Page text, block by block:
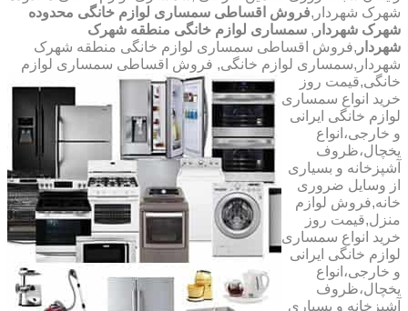
شهرک شهردار,فروش اقساطی سمساری لوازم خانگی محدوده
شهرک شهردار , سمساری لوازم خانگی منطقه شهرک
شهردار ,فروش اقساطی سمساری لوازم خانگی منطقه شهرک
شهردار,سمساری لوازم خانگی, فروش اقساطی سمساری لوازم
خانگی,قیمت روز
خرید انواع سمساری
لوازم خانگی ایرانی
و خارجی،انواع
یخچال،ظروف
آشپزخانه و بسیاری
از وسایل ضروری
خانه,فروش لوازم
منزل,قیمت روز
خرید انواع سمساری
لوازم خانگی ایرانی
و خارجی،انواع
یخچال،ظروف
آشپزخانه و بسیاری